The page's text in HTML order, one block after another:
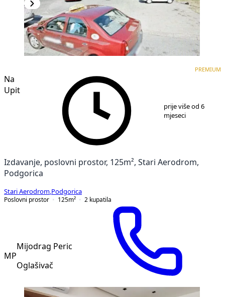
Na
Upit
PREMIUM
prije više od 6
mjeseci
Izdavanje, poslovni prostor, 125m², Stari Aerodrom,
Podgorica
Stari Aerodrom Podgorica
Poslovni prostor
125m² 2 kupatila
MP
Mijodrag Peric
Oglašivač